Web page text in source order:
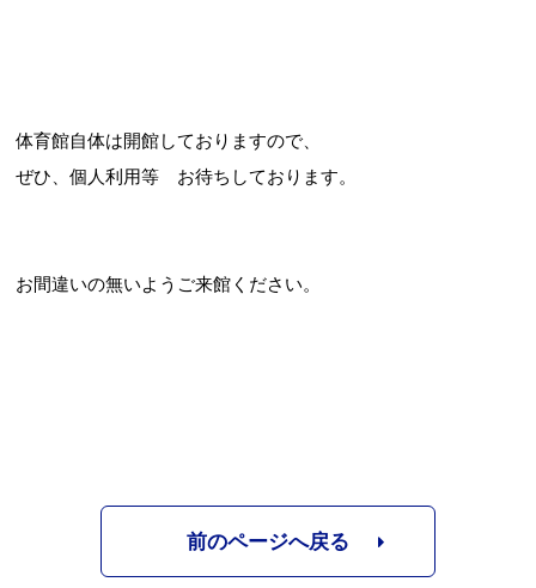
体育館自体は開館しておりますので、
ぜひ、個人利用等 お待ちしております。
お間違いの無いようご来館ください。
前のページへ戻る